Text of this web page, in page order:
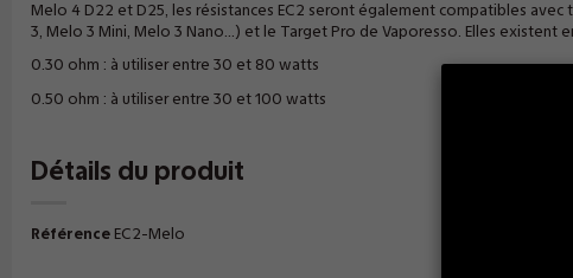
Melo 4 D22 et D25, les résistances EC2 seront également compatibles
3, Melo 3 Mini, Melo 3 Nano...) et le Target Pro de Vaporesso. Elles existent
0.30 ohm : à utiliser entre 30 et 80 watts
0.50 ohm : à utiliser entre 30 et 100 watts
Détails du produit
Référence EC2-Melo